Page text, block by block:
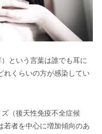
という言葉は誰でも耳に
れくらいの方が感染してい
（後天性免疫不全症候
若者を中心に増加傾向のあ